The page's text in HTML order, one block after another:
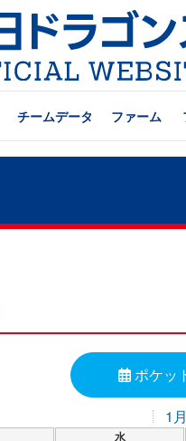
チームデータ ファーム
ポケッ
1
水